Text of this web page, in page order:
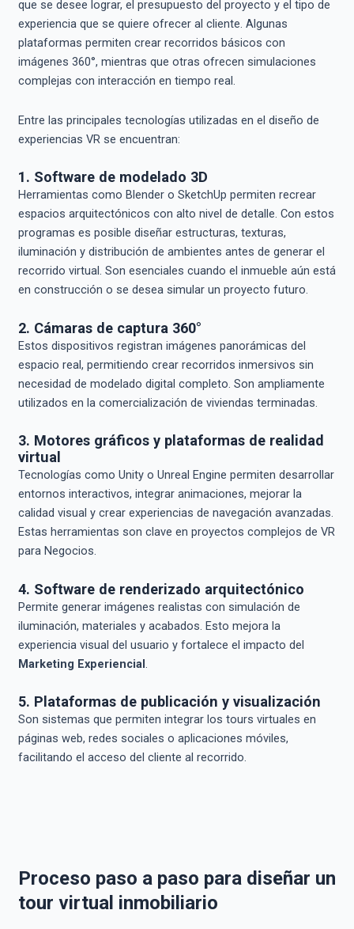
que se desee lograr, el presupuesto del proyecto y el tipo de
experiencia que se quiere ofrecer al cliente. Algunas
plataformas permiten crear recorridos básicos con
imágenes 360°, mientras que otras ofrecen simulaciones
complejas con interacción en tiempo real.
Entre las principales tecnologías utilizadas en el diseño de
experiencias VR se encuentran:
1. Software de modelado 3D
Herramientas como Blender o SketchUp permiten recrear
espacios arquitectónicos con alto nivel de detalle. Con estos
programas es posible diseñar estructuras, texturas,
iluminación y distribución de ambientes antes de generar el
recorrido virtual. Son esenciales cuando el inmueble aún está
en construcción o se desea simular un proyecto futuro.
2. Cámaras de captura 360°
Estos dispositivos registran imágenes panorámicas del
espacio real, permitiendo crear recorridos inmersivos sin
necesidad de modelado digital completo. Son ampliamente
utilizados en la comercialización de viviendas terminadas.
3. Motores gráficos y plataformas de realidad
virtual
Tecnologías como Unity o Unreal Engine permiten desarrollar
entornos interactivos, integrar animaciones, mejorar la
calidad visual y crear experiencias de navegación avanzadas.
Estas herramientas son clave en proyectos complejos de VR
para Negocios.
4. Software de renderizado arquitectónico
Permite generar imágenes realistas con simulación de
iluminación, materiales y acabados. Esto mejora la
experiencia visual del usuario y fortalece el impacto del
Marketing Experiencial.
5. Plataformas de publicación y visualización
Son sistemas que permiten integrar los tours virtuales en
páginas web, redes sociales o aplicaciones móviles,
facilitando el acceso del cliente al recorrido.
Proceso paso a paso para diseñar un
tour virtual inmobiliario